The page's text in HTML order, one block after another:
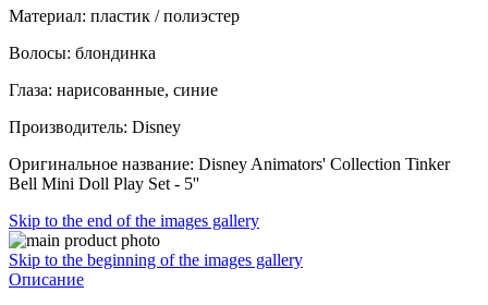
Материал: пластик / полиэстер
Волосы: блондинка
Глаза: нарисованные, синие
Производитель: Disney
Оригинальное название: Disney Animators' Collection Tinker
Bell Mini Doll Play Set - 5''
Skip to the end of the images gallery
Skip to the beginning of the images gallery
Описание